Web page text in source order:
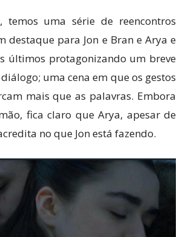
uma série de reencontros
destaque para Jon e Bran e Arya e
últimos protagonizando um breve
uma cena em que os gestos
mais que as palavras. Embora
fica claro que Arya, apesar de
no que Jon está fazendo.